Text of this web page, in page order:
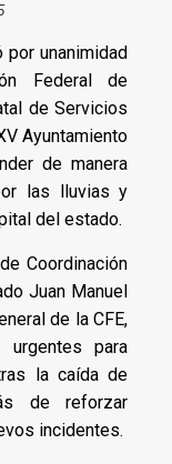
por unanimidad
Federal de
de Servicios
Ayuntamiento
de manera
las lluvias y
del estado.
Coordinación
Juan Manuel
de la CFE,
urgentes para
la caída de
de reforzar
incidentes.